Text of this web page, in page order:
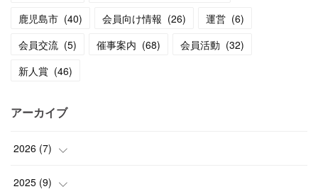
鹿児島市 (40) 会員向け情報 (26) 運営 (6)
会員交流 (5) 催事案内 (68) 会員活動 (32)
新人賞 (46)
アーカイブ
2026 (7)
(1
2025 (9)